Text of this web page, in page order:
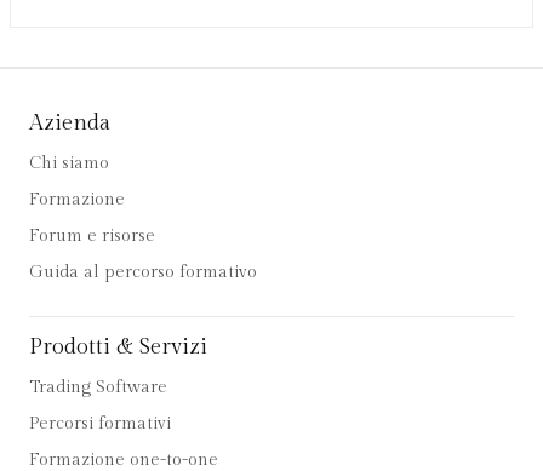
Azienda
Chi siamo
Formazione
Forum e risorse
Guida al percorso formativo
Prodotti & Servizi
Trading Software
Percorsi formativi
Formazione one-to-one